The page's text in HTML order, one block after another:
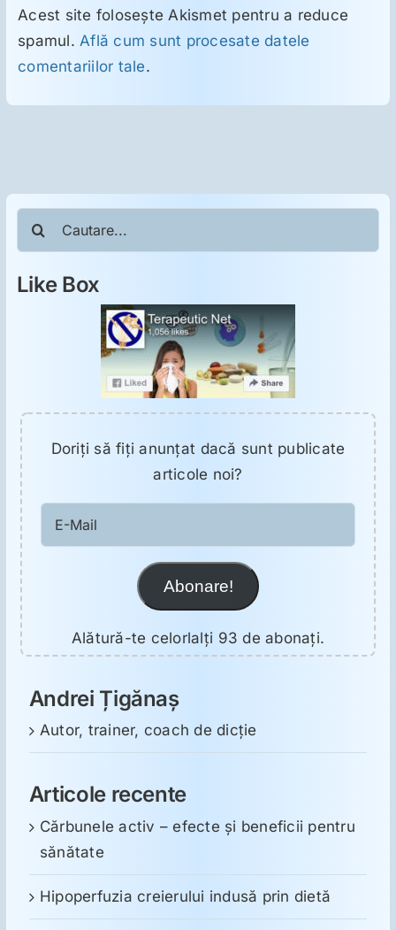
Acest site folosește Akismet pentru a reduce
spamul. Află cum sunt procesate datele
comentariilor tale.
Like Box
Doriţi să fiţi anunţat dacă sunt publicate
articole noi?
Mail
Abonare!
Alătură-te celorlalți 93 de abonați.
Andrei Țigănaș
Autor, trainer, coach de dicție
Articole recente
Cărbunele activ – efecte și beneficii pentru
sănătate
Hipoperfuzia creierului indusă prin dietă